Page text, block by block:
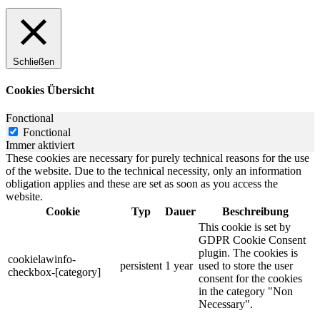
Schließen
Cookies Übersicht
Fonctional
Fonctional
Immer aktiviert
These cookies are necessary for purely technical reasons for the use
of the website. Due to the technical necessity, only an information
obligation applies and these are set as soon as you access the
website.
Cookie
Typ Dauer Beschreibung
cookielawinfo-
checkbox-[category]
persistent 1 year
This cookie is set by
GDPR Cookie Consent
plugin. The cookies is
used to store the user
consent for the cookies
in the category "Non
Necessary".